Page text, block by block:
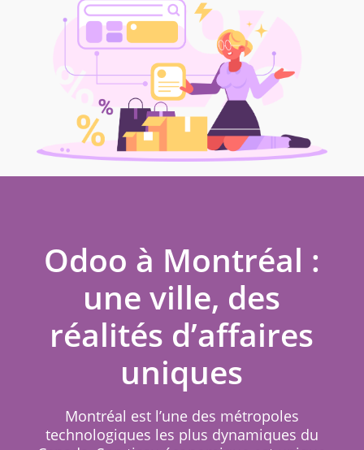
Odoo à Montréal :
une ville, des
réalités d’affaires
uniques
Montréal est l’une des métropoles
technologiques les plus dynamiques du